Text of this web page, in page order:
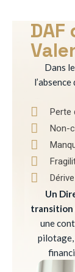
Dans
Perte
Non-
Un
transition
une
pilotage,